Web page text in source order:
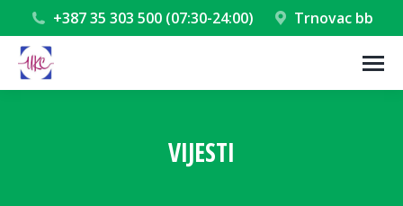
+387 35 303 500 (07:30-24:00) Trnovac bb
VIJESTI